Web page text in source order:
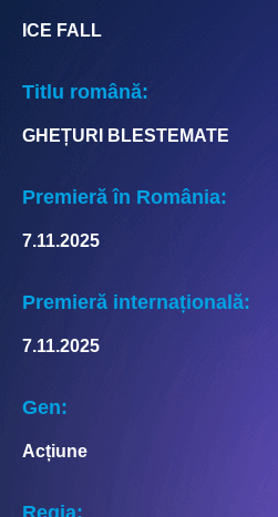
ICE FALL
Titlu română:
GHEȚURI BLESTEMATE
Premieră în România:
7.11.2025
Premieră internațională:
7.11.2025
Gen:
Acțiune